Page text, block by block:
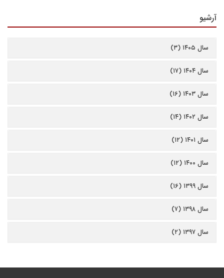
آرشیو
سال ۱۴۰۵ (۳)
سال ۱۴۰۴ (۱۷)
سال ۱۴۰۳ (۱۶)
سال ۱۴۰۲ (۱۴)
سال ۱۴۰۱ (۱۲)
سال ۱۴۰۰ (۱۲)
سال ۱۳۹۹ (۱۶)
سال ۱۳۹۸ (۷)
سال ۱۳۹۷ (۲)